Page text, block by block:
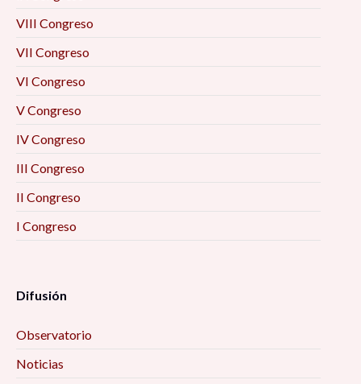
VIII Congreso
VII Congreso
VI Congreso
V Congreso
IV Congreso
III Congreso
II Congreso
I Congreso
Difusión
Observatorio
Noticias